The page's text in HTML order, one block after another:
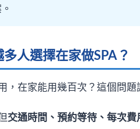
人選擇在家做SPA？
，在家能用幾百次？這個問
交通時間、預約等待、每次費